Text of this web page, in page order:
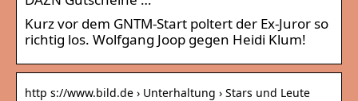
Kurz vor dem GNTM-Start poltert der Ex-Juror so
richtig los. Wolfgang Joop gegen Heidi Klum!
http s://www.bild.de › Unterhaltung › Stars und Leute